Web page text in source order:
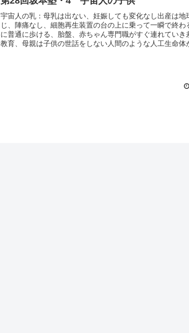
宇宙人の乳：母乳は出ない、妊娠しても変化なし出産は地
じ、陣痛なし、細胞再生装置の台の上に乗って一瞬で終わ
に普通に歩ける、胎盤、赤ちゃん専門職がすぐ連れていき
教育、母親は子供の世話をしない人間のような人工生命体